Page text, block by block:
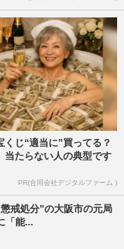
くじ“適当に”買ってる？
当たらない人の典型です
PR(合同会社デジタルファーム )
戒処分”の大阪市の元局
「能...